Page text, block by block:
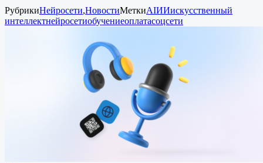
РубрикиНейросети,НовостиМеткиAIИИискусственный
интеллектнейросетиобучениеоплатасоцсети